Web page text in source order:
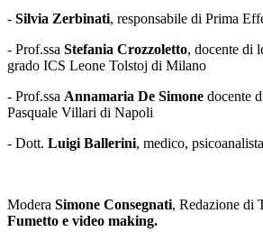
- Silvia Zerbinati, responsabile di Prima
- Prof.ssa Stefania Crozzoletto, docente di
grado ICS Leone Tolstoj di Milano
- Prof.ssa Annamaria De Simone docente
Pasquale Villari di Napoli
- Dott. Luigi Ballerini, medico,
Modera Simone Consegnati, Redazione di
Fumetto e video making.